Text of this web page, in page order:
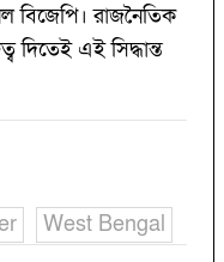
বিজেপি। রাজনৈতিক
দিতেই এই সিদ্ধান্ত
West Bengal